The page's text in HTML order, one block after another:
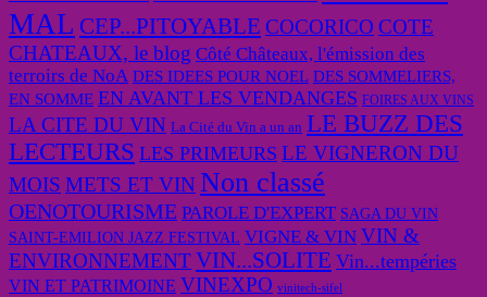
MAL CEP...PITOYABLE COCORICO COTE
CHATEAUX, le blog Côté Châteaux, l'émission des
terroirs de NoA DES IDEES POUR NOEL DES SOMMELIERS,
EN SOMME EN AVANT LES VENDANGES FOIRES AUX VINS
LA CITE DU VIN La Cité du Vin a un an LE BUZZ DES
LECTEURS LES PRIMEURS LE VIGNERON DU
MOIS METS ET VIN Non classé
OENOTOURISME PAROLE D'EXPERT SAGA DU VIN
SAINT-EMILION JAZZ FESTIVAL VIGNE & VIN VIN &
ENVIRONNEMENTVIN...SOLITE Vin...tempéries
VIN ET PATRIMOINE VINEXPO vinitech-sifel